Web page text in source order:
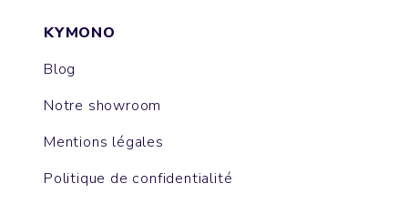
KYMONO
Blog
Notre showroom
Mentions légales
Politique de confidentialité